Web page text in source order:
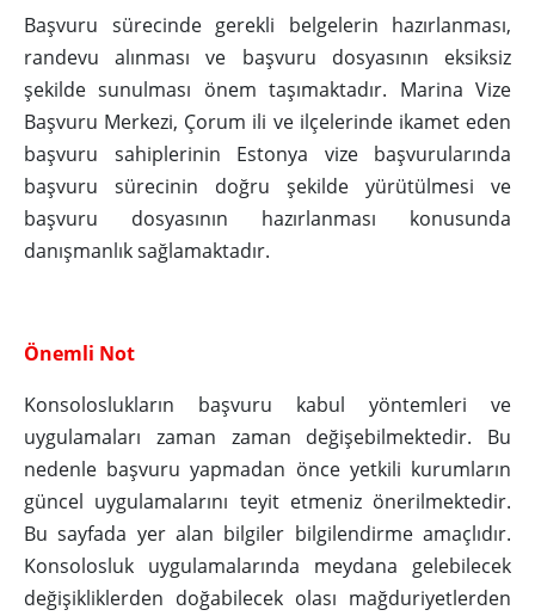
Başvuru sürecinde gerekli belgelerin hazırlanması,
randevu alınması ve başvuru dosyasının eksiksiz
şekilde sunulması önem taşımaktadır. Marina Vize
Başvuru Merkezi, Çorum ili ve ilçelerinde ikamet eden
başvuru sahiplerinin Estonya vize başvurularında
başvuru sürecinin doğru şekilde yürütülmesi ve
başvuru dosyasının hazırlanması konusunda
danışmanlık sağlamaktadır.
Önemli Not
Konsoloslukların başvuru kabul yöntemleri ve
uygulamaları zaman zaman değişebilmektedir. Bu
nedenle başvuru yapmadan önce yetkili kurumların
güncel uygulamalarını teyit etmeniz önerilmektedir.
Bu sayfada yer alan bilgiler bilgilendirme amaçlıdır.
Konsolosluk uygulamalarında meydana gelebilecek
değişikliklerden doğabilecek olası mağduriyetlerden